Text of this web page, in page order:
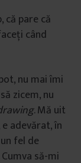
că pare că
când
nu mai îmi
zicem, nu
. Mă uit
adevărat, în
fel de
să-mi